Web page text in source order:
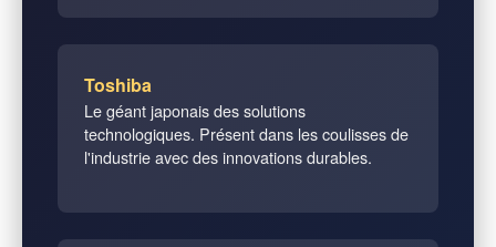
Toshiba
Le géant japonais des solutions
technologiques. Présent dans les coulisses de
l'industrie avec des innovations durables.